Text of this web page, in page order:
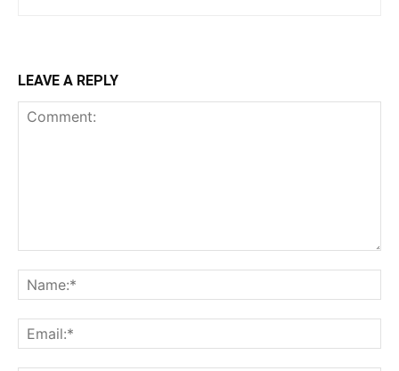
LEAVE A REPLY